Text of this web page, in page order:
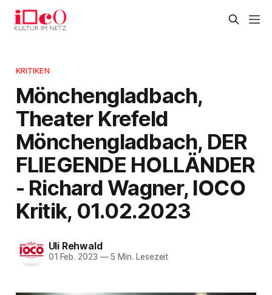
KRITIKEN
Mönchengladbach,
Theater Krefeld
Mönchengladbach, DER
FLIEGENDE HOLLÄNDER
- Richard Wagner, IOCO
Kritik, 01.02.2023
Uli Rehwald
01 Feb. 2023 —5 Min. Lesezeit